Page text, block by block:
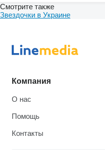
Смотрите также
Звездочки в Украине
Компания
О нас
Помощь
Контакты